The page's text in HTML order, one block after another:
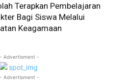
Terapkan Pembelajaran
Bagi Siswa Melalui
Keagamaan
- Advertisment -
- Advertisment -